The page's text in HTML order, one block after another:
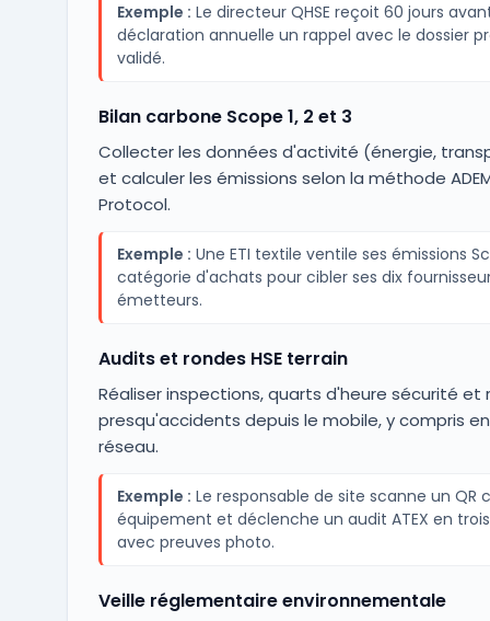
Exemple : Le directeur QHSE reçoit 60 jours
déclaration annuelle un rappel avec le dossier
validé.
Bilan carbone Scope 1, 2 et 3
Collecter les données d'activité (énergie,
et calculer les émissions selon la méthode
Protocol.
Exemple : Une ETI textile ventile ses émissions
catégorie d'achats pour cibler ses dix
émetteurs.
Audits et rondes HSE terrain
Réaliser inspections, quarts d'heure sécurité
presqu'accidents depuis le mobile, y compris
réseau.
Exemple : Le responsable de site scanne un QR
équipement et déclenche un audit ATEX en
avec preuves photo.
Veille réglementaire environnementale